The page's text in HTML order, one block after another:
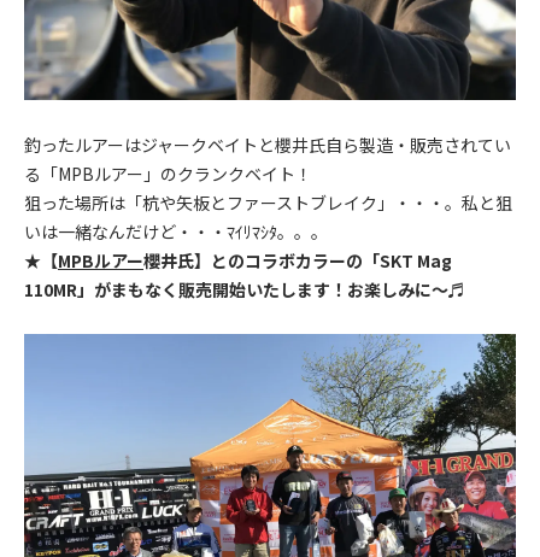
釣ったルアーはジャークベイトと櫻井氏自ら製造・販売されてい
る「MPBルアー」のクランクベイト！
狙った場所は「杭や矢板とファーストブレイク」・・・。私と狙
いは一緒なんだけど・・・ﾏｲﾘﾏｼﾀ。。。
★ 【MPBルアー櫻井氏】とのコラボカラーの「SKT Mag
110MR」がまもなく販売開始いたします！お楽しみに～♬